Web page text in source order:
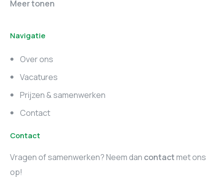
Marketing vacatures
Zuid-Holland
Marketing vacatures
Utrecht
Meer tonen
Navigatie
Over ons
Vacatures
Prijzen & samenwerken
Contact
Contact
Vragen of samenwerken? Neem dan contactmet ons
op!